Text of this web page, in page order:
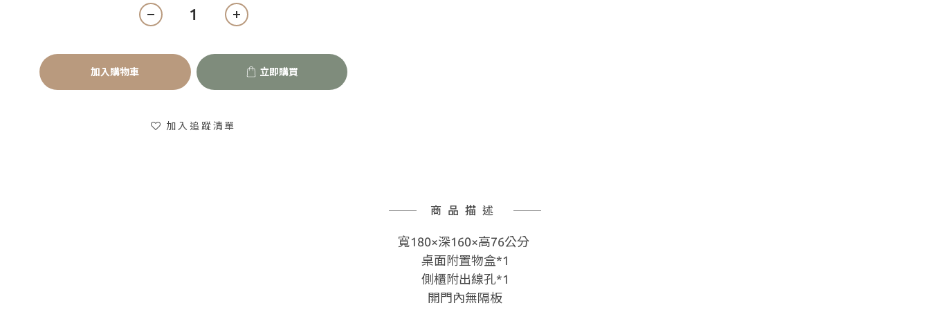
加入購物車 立即購買
加入追蹤清單
商品描述
寬180×深160×高76公分
桌面附置物盒*1
側櫃附出線孔*1
開門內無隔板